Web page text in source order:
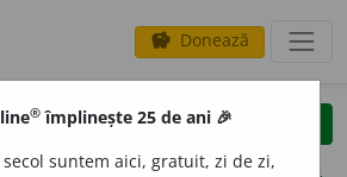
savings Donează
clear
opțiuni
® împlinește 25 de ani 🎉
suntem aici, gratuit, zi de zi,